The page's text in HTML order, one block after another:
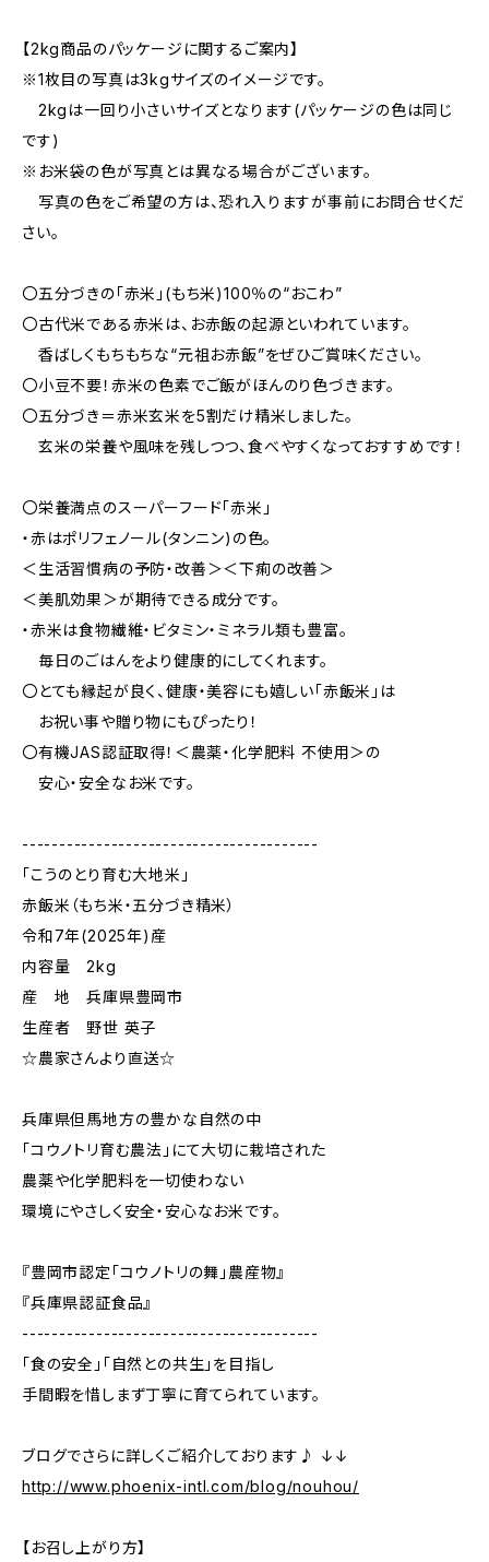
【2kg商品のパッケージに関するご案内】
※1枚目の写真は3kgサイズのイメージです。
2kgは一回り小さいサイズとなります(パッケージの色は同じ
です)
※お米袋の色が写真とは異なる場合がございます。
写真の色をご希望の方は、恐れ入りますが事前にお問合せくだ
さい。
〇五分づきの「赤米」(もち米)100％の“おこわ”
〇古代米である赤米は、お赤飯の起源といわれています。
香ばしくもちもちな“元祖お赤飯”をぜひご賞味ください。
〇小豆不要！赤米の色素でご飯がほんのり色づきます。
〇五分づき＝赤米玄米を5割だけ精米しました。
玄米の栄養や風味を残しつつ、食べやすくなっておすすめです！
〇栄養満点のスーパーフード「赤米」
・赤はポリフェノール(タンニン)の色。
＜生活習慣病の予防・改善＞＜下痢の改善＞
＜美肌効果＞が期待できる成分です。
・赤米は食物繊維・ビタミン・ミネラル類も豊富。
毎日のごはんをより健康的にしてくれます。
〇とても縁起が良く、健康・美容にも嬉しい「赤飯米」は
お祝い事や贈り物にもぴったり！
〇有機JAS認証取得！＜農薬・化学肥料 不使用＞の
安心・安全なお米です。
----------------------------------------
「こうのとり育む大地米」
赤飯米（もち米・五分づき精米）
令和7年(2025年)産
内容量 2kg
産 地 兵庫県豊岡市
生産者 野世 英子
☆農家さんより直送☆
兵庫県但馬地方の豊かな自然の中
「コウノトリ育む農法」にて大切に栽培された
農薬や化学肥料を一切使わない
環境にやさしく安全・安心なお米です。
『豊岡市認定「コウノトリの舞」農産物』
『兵庫県認証食品』
----------------------------------------
「食の安全」「自然との共生」を目指し
手間暇を惜しまず丁寧に育てられています。
ブログでさらに詳しくご紹介しております♪ ↓↓
http://www.phoenix-intl.com/blog/nouhou/
【お召し上がり方】